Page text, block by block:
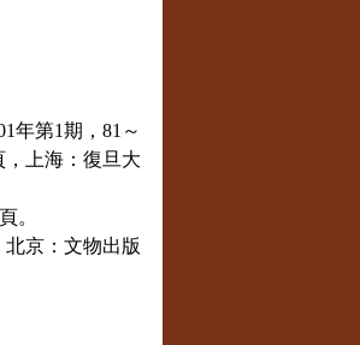
年第1期， 81 ～
，上海：復旦大
頁。
北京：文物出版